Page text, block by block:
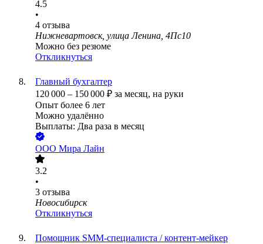
4.5
•
4 отзыва
Нижневартовск, улица Ленина, 4Пс10
Можно без резюме
Откликнуться
Главный бухгалтер
120 000 – 150 000 ₽ за месяц, на руки
Опыт более 6 лет
Можно удалённо
Выплаты: Два раза в месяц
ООО Мира Лайн
3.2
•
3 отзыва
Новосибирск
Откликнуться
Помощник SMM-специалиста / контент-мейкер